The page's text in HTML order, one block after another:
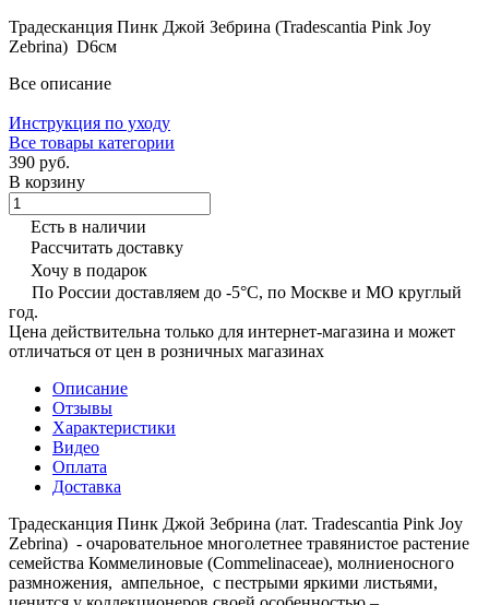
Традесканция Пинк Джой Зебрина (Tradescantia Pink Joy
Zebrina) D6см
Все описание
Инструкция по уходу
Все товары категории
390 руб.
В корзину
Есть в наличии
Рассчитать доставку
Хочу в подарок
По России доставляем до -5°C, по Москве и МО круглый
год.
Цена действительна только для интернет-магазина и может
отличаться от цен в розничных магазинах
Описание
Отзывы
Характеристики
Видео
Оплата
Доставка
Традесканция Пинк Джой Зебрина (лат. Tradescantia Pink Joy
Zebrina) - очаровательное многолетнее травянистое растение
семейства Коммелиновые (Commelinaceae), молниеносного
размножения, ампельное, с пестрыми яркими листьями,